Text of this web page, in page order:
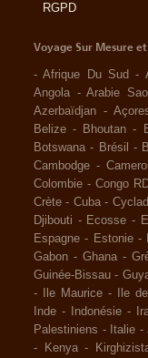
RGPD
Voyage Sur Mesure
-Afrique Du Sud -
Angola -Arabie
Azerbaïdjan -
Belize - Bhoutan -
Botswana - Brésil -
Cambodge -
Colombie - Congo
Crète - Cuba -
Djibouti - Ecosse -
Espagne - Estonie -
Gabon - Ghana -
Guinée-Bissau -
-
Ile Maurice - Ile
Inde - Indonésie -
Palestiniens - Italie -
-
Kenya -